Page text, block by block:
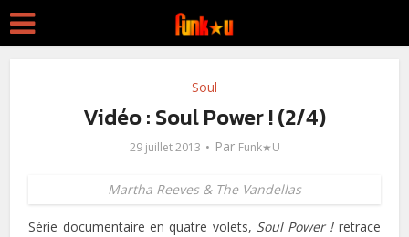
Soul
Vidéo : Soul Power ! (2/4)
29 juillet 2013 Par Funk★U
Martha Reeves & The Vandellas
Série documentaire en quatre volets, Soul Power ! retrace